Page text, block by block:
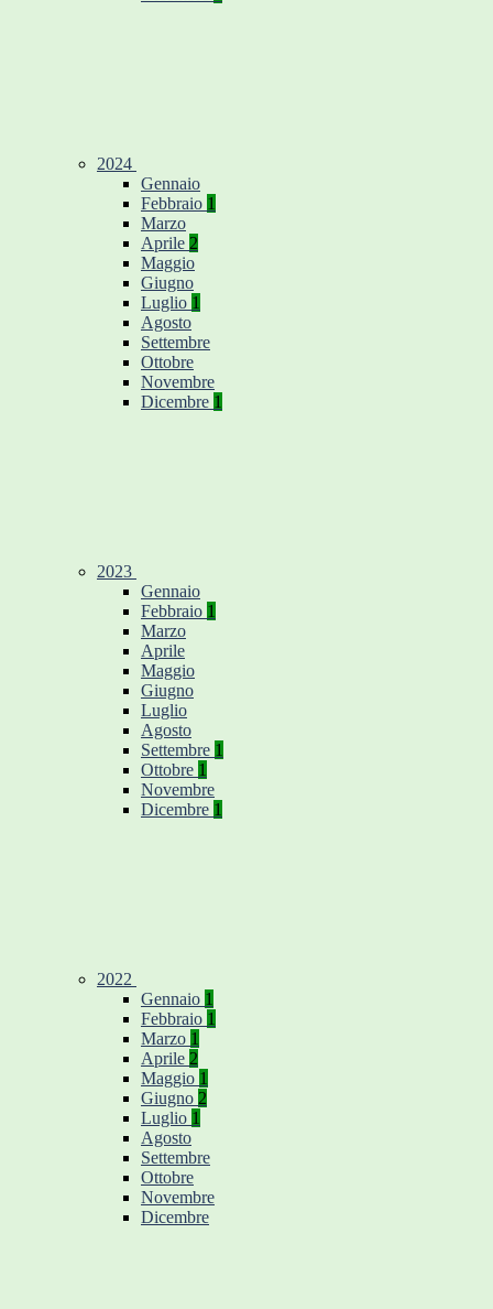
2024
Gennaio
Febbraio 1
Marzo
Aprile 2
Maggio
Giugno
Luglio 1
Agosto
Settembre
Ottobre
Novembre
Dicembre 1
2023
Gennaio
Febbraio 1
Marzo
Aprile
Maggio
Giugno
Luglio
Agosto
Settembre 1
Ottobre 1
Novembre
Dicembre 1
2022
Gennaio 1
Febbraio 1
Marzo 1
Aprile 2
Maggio 1
Giugno 2
Luglio 1
Agosto
Settembre
Ottobre
Novembre
Dicembre